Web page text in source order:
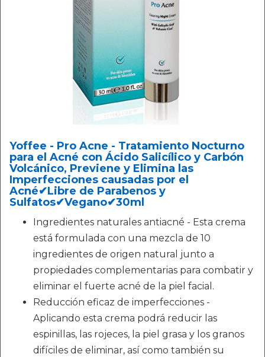
Yoffee - Pro Acne - Tratamiento Nocturno
para el Acné con Ácido Salicílico y Carbón
Volcánico, Previene y Elimina las
Imperfecciones causadas por el
Acné✔Libre de Parabenos y
Sulfatos✔Vegano✔30ml
Ingredientes naturales antiacné - Esta crema
está formulada con una mezcla de 10
ingredientes de origen natural junto a
propiedades complementarias para combatir y
eliminar el fuerte acné de la piel facial.
Reducción eficaz de imperfecciones -
Aplicando esta crema podrá reducir las
espinillas, las rojeces, la piel grasa y los granos
difíciles de eliminar, así como también su